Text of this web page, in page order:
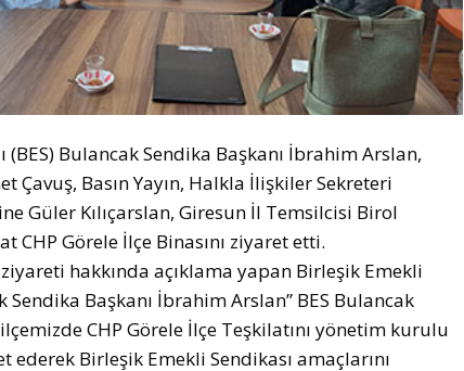
(BES) Bulancak Sendika Başkanı İbrahim Arslan,
Çavuş, Basın Yayın, Halkla İlişkiler Sekreteri
Güler Kılıçarslan, Giresun İl Temsilcisi Birol
CHP Görele İlçe Binasını ziyaret etti.
ziyareti hakkında açıklama yapan Birleşik Emekli
Sendika Başkanı İbrahim Arslan” BES Bulancak
CHP Görele İlçe Teşkilatını yönetim kurulu
ederek Birleşik Emekli Sendikası amaçlarını